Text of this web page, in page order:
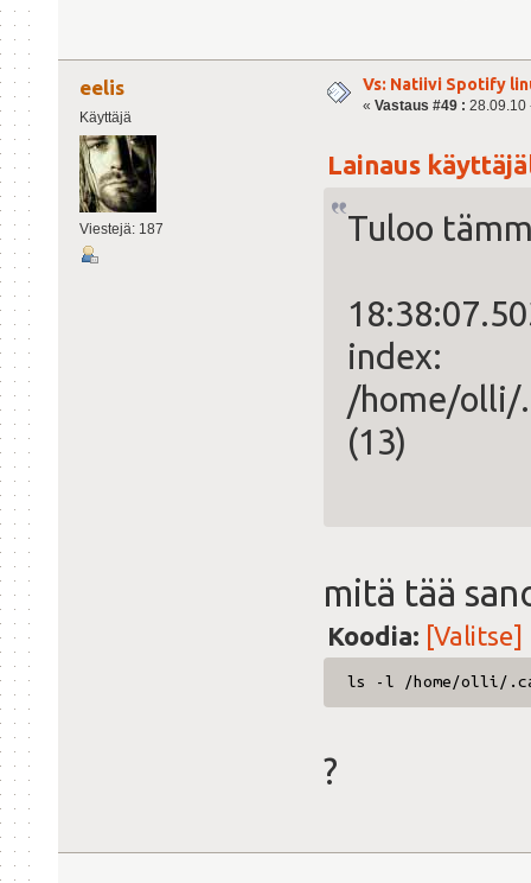
eelis
Käyttäjä
Viestejä: 187
Vs: Natiivi Spotify
« Vastaus #49 : 28.09.10
Lainaus
Tuloo
index:
/home/olli/
(13)
mitä tää
Koodia: [Valitse]
ls -l /home/olli/
?